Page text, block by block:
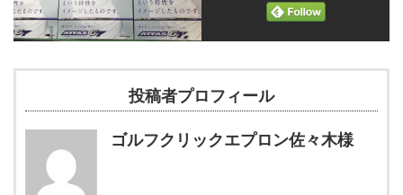
投稿者プロフィール
ゴルフクリックエプロン佐々木様